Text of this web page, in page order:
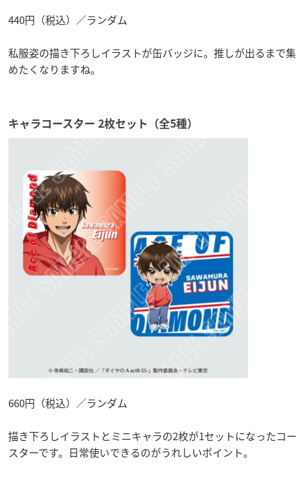
440円（税込）／ランダム
私服姿の描き下ろしイラストが缶バッジに。推しが出るまで集
めたくなりますね。
キャラコースター 2枚セット（全5種）
660円（税込）／ランダム
描き下ろしイラストとミニキャラの2枚が1セットになったコー
スターです。日常使いできるのがうれしいポイント。